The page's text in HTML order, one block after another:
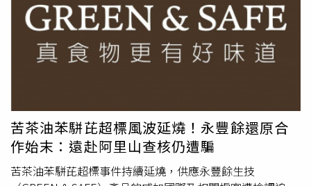
47％。據悉，這項調查於7月5日至19日進行，共訪問749名
受訪者。分析人士指出，支持率下滑反映出印尼整體經濟數
據雖然仍維持不錯表現，但卻與民眾對經濟的實際感受存在
落差。物價、就業以及購買力等問題持續引發憂慮，也讓民
感的下滑密切相關。」民調支持率的下滑，不僅影響普拉伯
沃在國內的人氣，也具有更廣泛的政治意義。普拉伯沃於
2024年10月就任總統時，承諾將加速經濟成長、強化國家
主權，並帶領這個東南亞最大經濟體，推動多項大型社會福
苦茶油苯駢芘超標風波延燒！永豐餘還原合
作始末：遠赴阿里山查核仍遭騙
苦茶油苯駢芘超標事件持續延燒，供應永豐餘生技